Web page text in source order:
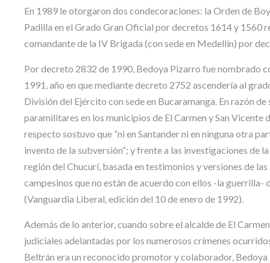
En 1989 le otorgaron dos condecoraciones: la Orden de
Padilla en el Grado Gran Oficial por decretos 1614 y 1560
comandante de la IV Brigada (con sede en Medellín) por
Por decreto 2832 de 1990, Bedoya Pizarro fue nombrado
1991, año en que mediante decreto 2752 ascendería al
División del Ejército con sede en Bucaramanga. En razón
paramilitares en los municipios de El Carmen y San
respecto sostuvo que ”ni en Santander ni en ninguna otra
invento de la subversión”; y frente a las investigaciones de
región del Chucurí, basada en testimonios y versiones de
campesinos que no están de acuerdo con ellos -la
(Vanguardia Liberal, edición del 10 de enero de 1992).
Además de lo anterior, cuando sobre el alcalde de El
judiciales adelantadas por los numerosos crímenes
Beltrán era un reconocido promotor y colaborador,